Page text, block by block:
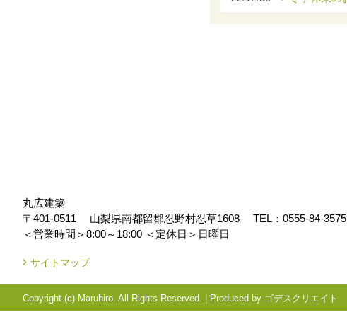
丸広建築
〒401-0511
山梨県南都留郡忍野村忍草1608 TEL： 0555-84-3575
＜営業時間＞8:00～18:00 ＜定休日＞日曜日
サイトマップ
Copyright (c) Maruhiro. All Rights Reserved. Produced by ゴデスクリエイト